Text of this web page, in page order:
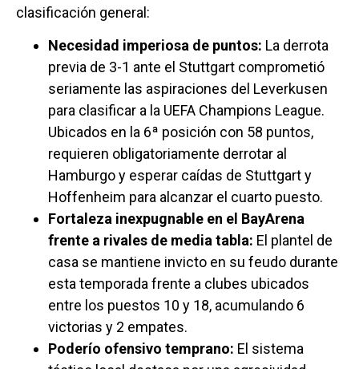
clasificación general:
Necesidad imperiosa de puntos: La derrota
previa de 3-1 ante el Stuttgart comprometió
seriamente las aspiraciones del Leverkusen
para clasificar a la UEFA Champions League.
Ubicados en la 6ª posición con 58 puntos,
requieren obligatoriamente derrotar al
Hamburgo y esperar caídas de Stuttgart y
Hoffenheim para alcanzar el cuarto puesto.
Fortaleza inexpugnable en el BayArena
frente a rivales de media tabla: El plantel de
casa se mantiene invicto en su feudo durante
esta temporada frente a clubes ubicados
entre los puestos 10 y 18, acumulando 6
victorias y 2 empates.
Poderío ofensivo temprano: El sistema